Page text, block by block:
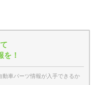
！
車パーツ情報が入手できるか